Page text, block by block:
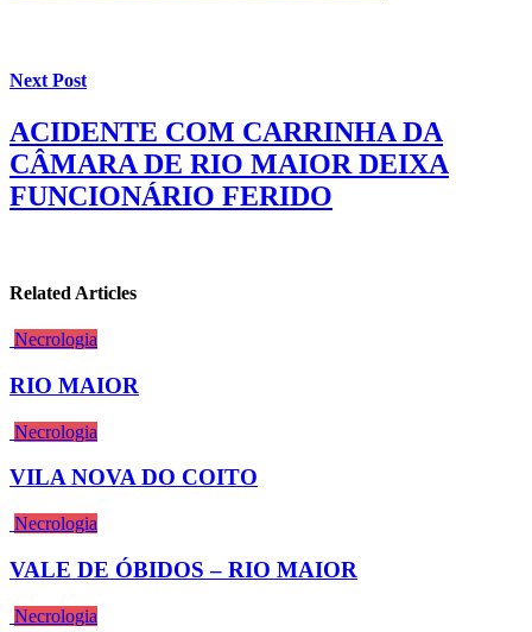
Next Post
ACIDENTE COM CARRINHA DA
CÂMARA DE RIO MAIOR DEIXA
FUNCIONÁRIO FERIDO
Related Articles
Necrologia
RIO MAIOR
Necrologia
VILA NOVA DO COITO
Necrologia
VALE DE ÓBIDOS – RIO MAIOR
Necrologia